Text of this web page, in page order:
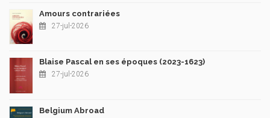
Amours contrariées
27-jul-2026
Blaise Pascal en ses époques (2023-1623)
27-jul-2026
Belgium Abroad